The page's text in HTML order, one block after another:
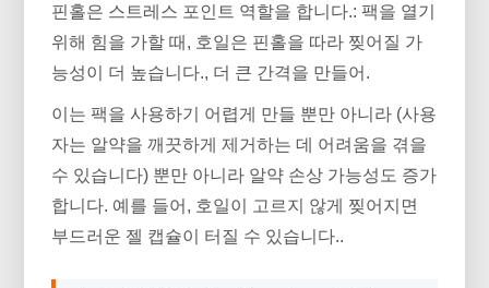
핀홀은 스트레스 포인트 역할을 합니다.: 팩을 열기
위해 힘을 가할 때, 호일은 핀홀을 따라 찢어질 가
능성이 더 높습니다., 더 큰 간격을 만들어.
이는 팩을 사용하기 어렵게 만들 뿐만 아니라 (사용
자는 알약을 깨끗하게 제거하는 데 어려움을 겪을
수 있습니다) 뿐만 아니라 알약 손상 가능성도 증가
합니다. 예를 들어, 호일이 고르지 않게 찢어지면
부드러운 젤 캡슐이 터질 수 있습니다..